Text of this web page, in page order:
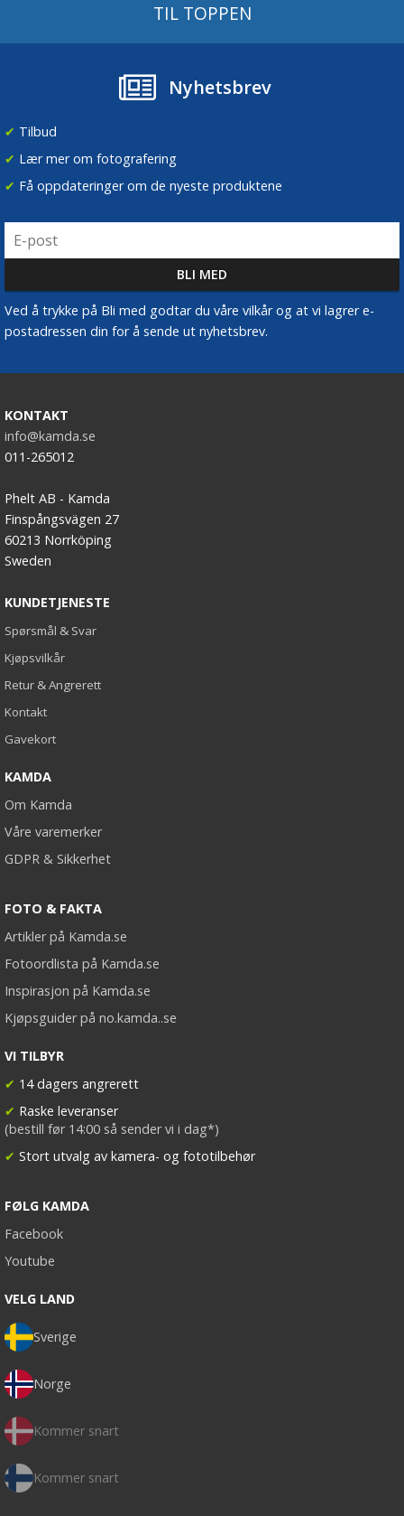
TIL TOPPEN
Nyhetsbrev
✔ Tilbud
✔ Lær mer om fotografering
✔ Få oppdateringer om de nyeste produktene
Ved å trykke på Bli med godtar du våre vilkår og at vi lagrer e-
postadressen din for å sende ut nyhetsbrev.
KONTAKT
info@kamda.se
011-265012
Phelt AB - Kamda
Finspångsvägen 27
60213 Norrköping
Sweden
KUNDETJENESTE
Spørsmål & Svar
Kjøpsvilkår
Retur & Angrerett
Kontakt
Gavekort
KAMDA
Om Kamda
Våre varemerker
GDPR & Sikkerhet
FOTO & FAKTA
Artikler på Kamda.se
Fotoordlista på Kamda.se
Inspirasjon på Kamda.se
Kjøpsguider på no.kamda..se
VI TILBYR
✔ 14 dagers angrerett
✔ Raske leveranser
(bestill før 14:00 så sender vi i dag*)
✔ Stort utvalg av kamera- og fototilbehør
FØLG KAMDA
Facebook
Youtube
VELG LAND
Sverige
Norge
Kommer snart
Kommer snart